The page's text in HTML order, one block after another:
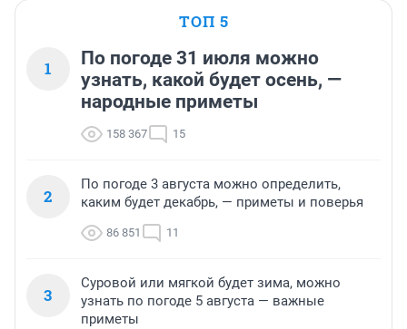
ТОП 5
1
По погоде 31 июля можно
узнать, какой будет осень, —
народные приметы
158 367 15
2
По погоде 3 августа можно определить,
каким будет декабрь, — приметы и поверья
86 851 11
3
Суровой или мягкой будет зима, можно
узнать по погоде 5 августа — важные
приметы